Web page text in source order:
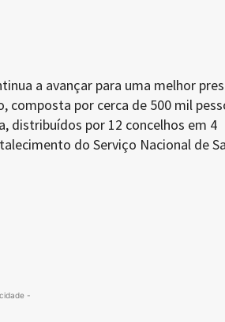
a avançar para uma melhor
composta por cerca de 500 mil
distribuídos por 12 concelhos em 4
do Serviço Nacional de
-